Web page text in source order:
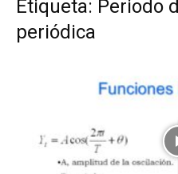
Etiqueta: Periodo
periódica